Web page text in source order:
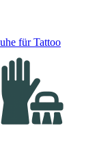
für Tattoo